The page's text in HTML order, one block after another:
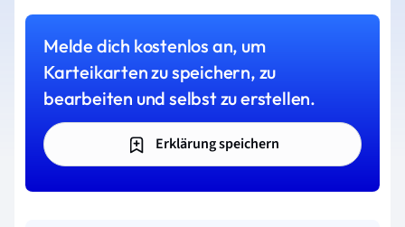
Melde dich kostenlos an, um
Karteikarten zu speichern, zu
bearbeiten und selbst zu erstellen.
Erklärung speichern